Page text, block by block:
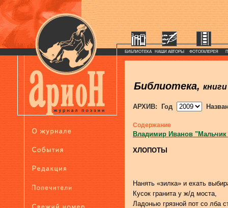
БИБЛИОТЕКА НАШИ АВТОРЫ ФОТОГАЛЕРЕЯ
Библиотека, книги
АРХИВ: Год
Содержание
Владимир Иванов
ХЛОПОТЫ
Нанять «зилка» и ехать
Кусок гранита у ж/д моста,
Ладонью грязной пот со лба